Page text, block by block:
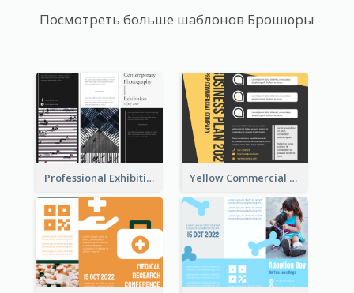
Посмотреть больше шаблонов Брошюры
Professional Exhibition Event Tri Fold Brochure Yellow Commercial Event Program Tri Fold Brochure